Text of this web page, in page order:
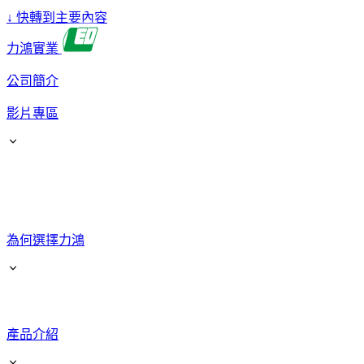
↓ 快轉到主要內容
力鴻實業
公司簡介
影片專區
為何選擇力鴻
產品介紹